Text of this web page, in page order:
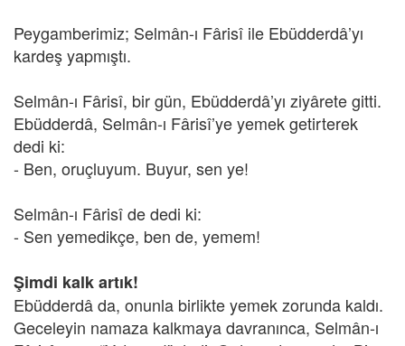
Peygamberimiz; Selmân-ı Fârisî ile Ebüdderdâ’yı
kardeş yapmıştı.
Selmân-ı Fârisî, bir gün, Ebüdderdâ’yı ziyârete gitti.
Ebüdderdâ, Selmân-ı Fârisî’ye yemek getirterek
dedi ki:
- Ben, oruçluyum. Buyur, sen ye!
Selmân-ı Fârisî de dedi ki:
- Sen yemedikçe, ben de, yemem!
Şimdi kalk artık!
Ebüdderdâ da, onunla birlikte yemek zorunda kaldı.
Geceleyin namaza kalkmaya davranınca, Selmân-ı